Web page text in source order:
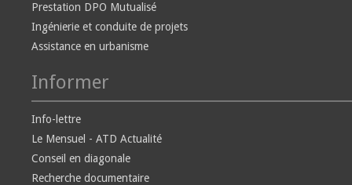
Prestation DPO Mutualisé
Ingénierie et conduite de projets
Assistance en urbanisme
Informer
Info-lettre
Le Mensuel - ATD Actualité
Conseil en diagonale
Recherche documentaire